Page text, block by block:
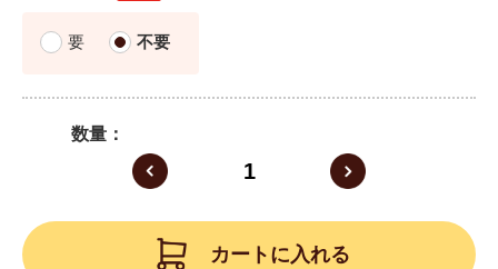
要 不要
数量
カートに入れる